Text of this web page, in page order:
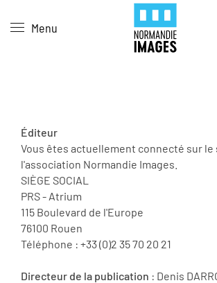
Skip to main content
Menu
Éditeur
Vous êtes actuellement connecté sur le
l'association Normandie Images.
SIÈGE SOCIAL
PRS - Atrium
115 Boulevard de l'Europe
76100 Rouen
Téléphone : +33 (0)2 35 70 20 21
Directeur de la publication : Denis
Panneau de gestion des cookies